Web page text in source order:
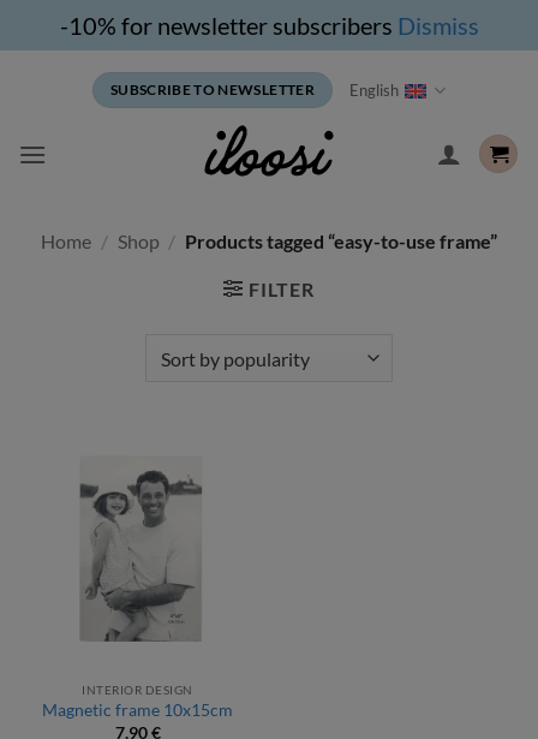
-10% for newsletter subscribers Dismiss
SUBSCRIBE TO NEWSLETTER English
Home / Shop / Products tagged “easy-to-use frame”
FILTER
INTERIOR DESIGN
Magnetic frame 10x15cm
7,90€